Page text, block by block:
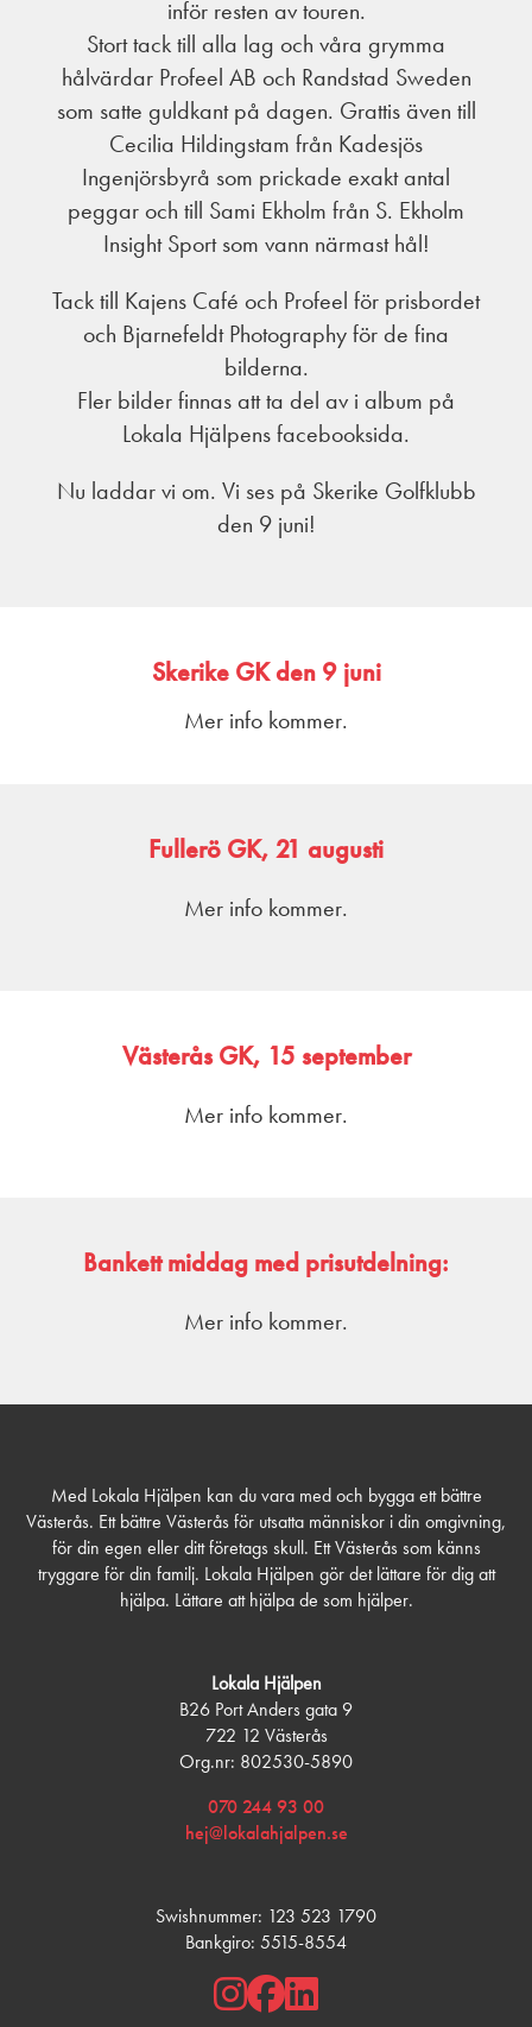
inför resten av touren.
Stort tack till alla lag och våra grymma
hålvärdar Profeel AB och Randstad Sweden
som satte guldkant på dagen. Grattis även till
Cecilia Hildingstam från Kadesjös
Ingenjörsbyrå som prickade exakt antal
peggar och till Sami Ekholm från S. Ekholm
Insight Sport som vann närmast hål!
Tack till Kajens Café och Profeel för prisbordet
och Bjarnefeldt Photography för de fina
bilderna.
Fler bilder finnas att ta del av i album på
Lokala Hjälpens facebooksida.
Nu laddar vi om. Vi ses på Skerike Golfklubb
den 9 juni!
Skerike GK den 9 juni
Mer info kommer.
Fullerö GK, 21 augusti
Mer info kommer.
Västerås GK, 15 september
Mer info kommer.
Bankett middag med prisutdelning:
Mer info kommer.
Med Lokala Hjälpen kan du vara med och bygga ett bättre
Västerås. Ett bättre Västerås för utsatta människor i din omgivning,
för din egen eller ditt företags skull. Ett Västerås som känns
tryggare för din familj. Lokala Hjälpen gör det lättare för dig att
hjälpa. Lättare att hjälpa de som hjälper.
Lokala Hjälpen
B26 Port Anders gata 9
722 12 Västerås
Org.nr: 802530-5890
070 244 93 00
hej@lokalahjalpen.se
Swishnummer: 123 523 1790
Bankgiro: 5515-8554